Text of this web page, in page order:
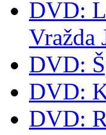
DVD:
Vražda
DVD:
DVD:
DVD: